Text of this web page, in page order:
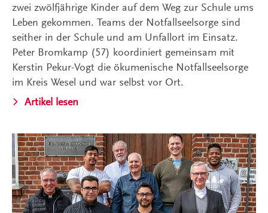
zwei zwölfjährige Kinder auf dem Weg zur Schule ums
Leben gekommen. Teams der Notfallseelsorge sind
seither in der Schule und am Unfallort im Einsatz.
Peter Bromkamp (57) koordiniert gemeinsam mit
Kerstin Pekur-Vogt die ökumenische Notfallseelsorge
im Kreis Wesel und war selbst vor Ort.
Artikel lesen